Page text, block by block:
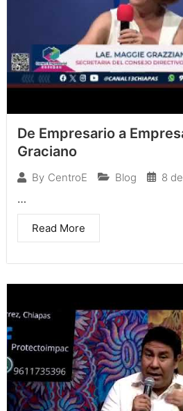
De Empresario a
Graciano
By CentroE Blog 8
…
Read More